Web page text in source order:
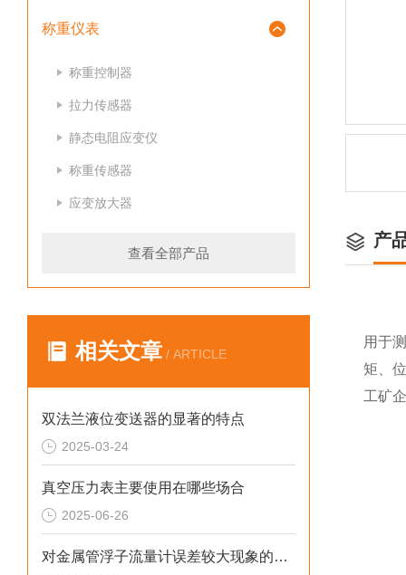
称重仪表
称重控制器
拉力传感器
静态电阻应变仪
称重传感器
应变放大器
查看全部产品
相关文章 / ARTICLE
双法兰液位变送器的显著的特点
2025-03-24
真空压力表主要使用在哪些场合
2025-06-26
对金属管浮子流量计误差较大现象的分析
产
用于
矩、
工矿